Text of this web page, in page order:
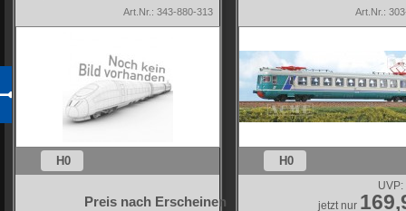
Art.Nr.: 343-880-313
H0
Preis nach Erscheinen
Art.Nr.:
H0
UVP:
jetzt nur